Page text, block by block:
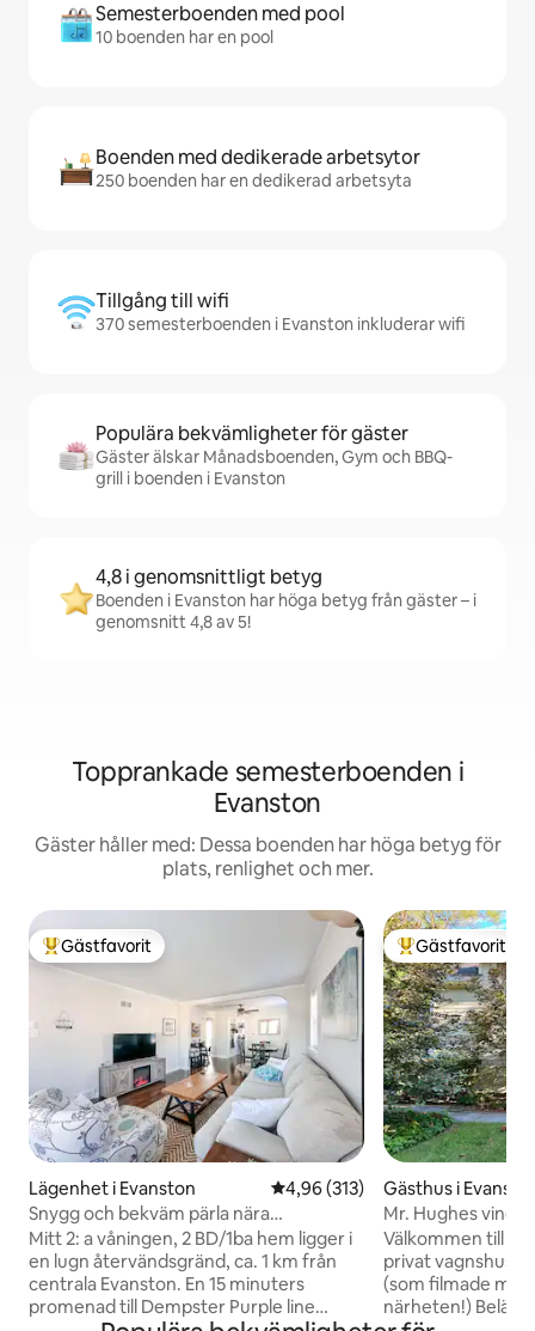
Semesterboenden med pool
10 boenden har en pool
Boenden med dedikerade arbetsytor
250 boenden har en dedikerad arbetsyta
Tillgång till wifi
370 semesterboenden i Evanston inkluderar wifi
Populära bekvämligheter för gäster
Gäster älskar Månadsboenden, Gym och BBQ-
grill i boenden i Evanston
4,8 i genomsnittligt betyg
Boenden i Evanston har höga betyg från gäster – i
genomsnitt 4,8 av 5!
Topprankade semesterboenden i
Evanston
Gäster håller med: Dessa boenden har höga betyg för
plats, renlighet och mer.
Populär gästfavorit
Gästfavorit
Lägenhet i Evanston 4,96 av 5 i genomsnittligt
4,96 (313)
Snygg och bekväm pärla nära
Downtown~Balkong~Parkering
Mitt 2: a våningen, 2 BD/1ba hem ligger i
en lugn återvändsgränd, ca. 1 km från
centrala Evanston. En 15 minuters
promenad till Dempster Purple line
Populär
Gästfavorit
Gästhus i
Mr. Hughes
med 80-talstema
Välkommen till
privat vagnshus
(som filmade
närheten!)